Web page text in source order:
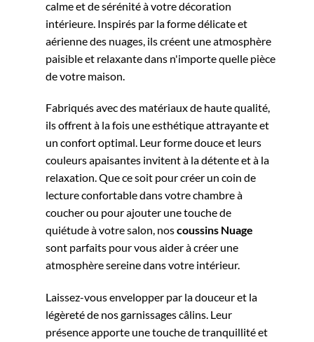
calme et de sérénité à votre décoration
intérieure. Inspirés par la forme délicate et
aérienne des nuages, ils créent une atmosphère
paisible et relaxante dans n'importe quelle pièce
de votre maison.
Fabriqués avec des matériaux de haute qualité,
ils offrent à la fois une esthétique attrayante et
un confort optimal. Leur forme douce et leurs
couleurs apaisantes invitent à la détente et à la
relaxation. Que ce soit pour créer un coin de
lecture confortable dans votre chambre à
coucher ou pour ajouter une touche de
quiétude à votre salon, noscoussins Nuage
sont parfaits pour vous aider à créer une
atmosphère sereine dans votre intérieur.
Laissez-vous envelopper par la douceur et la
légèreté de nos garnissages câlins. Leur
présence apporte une touche de tranquillité et